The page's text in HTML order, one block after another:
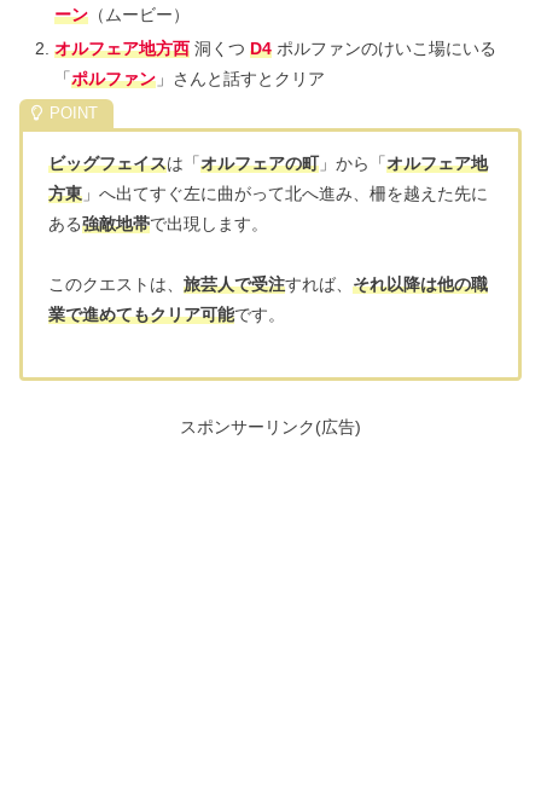
ーン（ムービー）
オルフェア地方西洞くつ D4ポルファンのけいこ場にいる
「ポルファン」さんと話すとクリア
ビッグフェイスは「オルフェアの町」から「オルフェア地
方東 」へ出てすぐ左に曲がって北へ進み、柵を越えた先に
ある強敵地帯で出現します。
このクエストは、 旅芸人で受注すれば、 それ以降は他の職
業で進めてもクリア可能です。
スポンサーリンク(広告)